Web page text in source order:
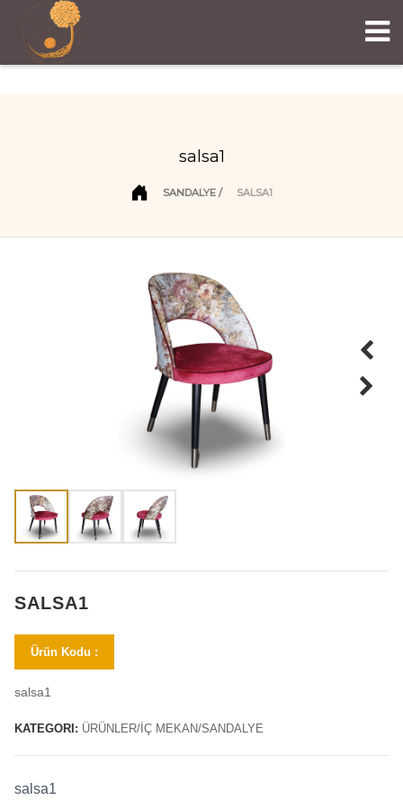
salsa1
SANDALYE SALSA1
SALSA1
Ürün Kodu :
salsa1
KATEGORI: ÜRÜNLER/İÇ MEKAN/SANDALYE
salsa1